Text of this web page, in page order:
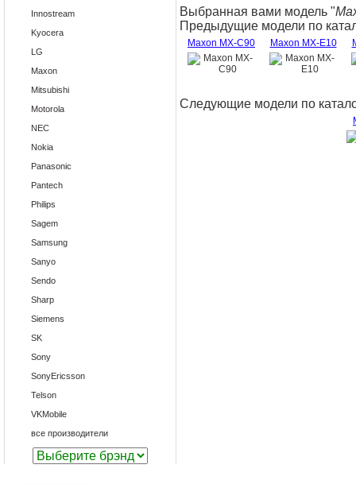
Innostream
Kyocera
LG
Maxon
Mitsubishi
Motorola
NEC
Nokia
Panasonic
Pantech
Philips
Sagem
Samsung
Sanyo
Sendo
Sharp
Siemens
SK
Sony
SonyEricsson
Telson
VKMobile
все производители
Выбранная вами модель "
Предыдущие модели по
Maxon MX-C90 Maxon MX-E10
Следующие модели по